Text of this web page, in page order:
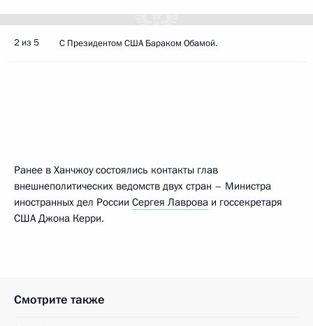
2 из 5 С Президентом США Бараком Обамой.
Ранее в Ханчжоу состоялись контакты глав
внешнеполитических ведомств двух стран – Министра
иностранных дел России Сергея Лаврова и госсекретаря
США Джона Керри.
Смотрите также